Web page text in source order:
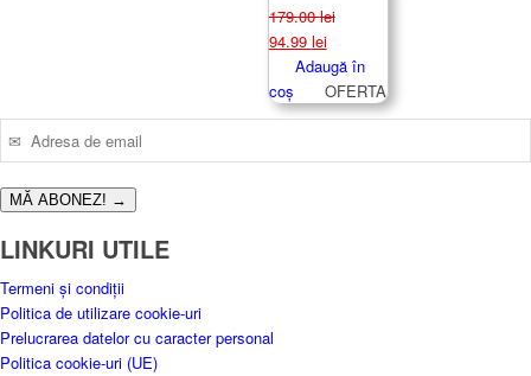
179.00lei
Prețul
inițial
a
fost:
94.99 leiPrețul
curent
este:
94.99 lei.
Adaugă în
coș
OFERTA
MĂ ABONEZ! →
LINKURI UTILE
Termeni și condiții
Politica de utilizare cookie-uri
Prelucrarea datelor cu caracter personal
Politica cookie-uri (UE)